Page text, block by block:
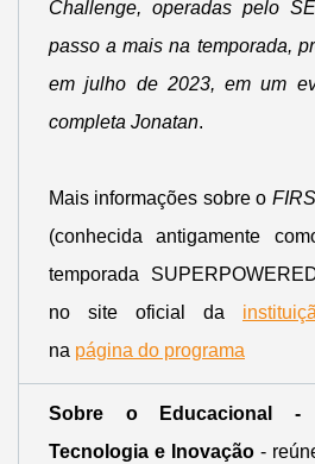
Challenge, operadas pelo
passo a mais na temporada,
em julho de 2023, em um
completa Jonatan.
Mais informações sobre o
(conhecida antigamente
temporada
no site oficial da
na página do programa
Sobre o Educacional -
Tecnologia e Inovação-